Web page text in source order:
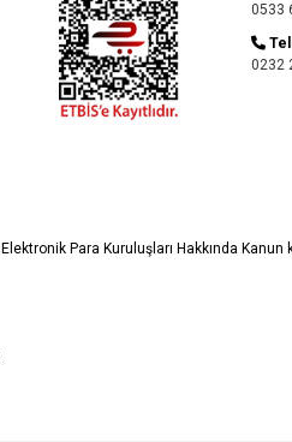
0533
0232
Para Kuruluşları Hakkında Kanun